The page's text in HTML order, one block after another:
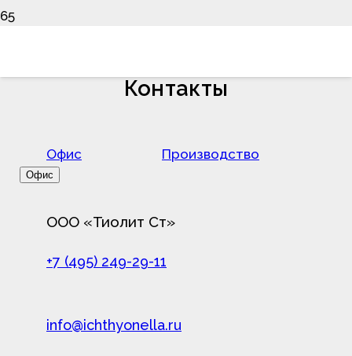
Контакты
Офис Производство
Офис
ООО «Тиолит Ст»
+7 (495) 249-29-11
info@ichthyonella.ru